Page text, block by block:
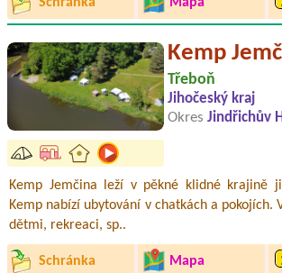
Kemp
Třeboň
Jihočeský kraj
Okres Jindřichův
Kemp Jemčina leží v pěkné klidné krajině
Kemp nabízí ubytování v chatkách a pokojích.
dětmi, rekreaci, sp..
Schránka Mapa